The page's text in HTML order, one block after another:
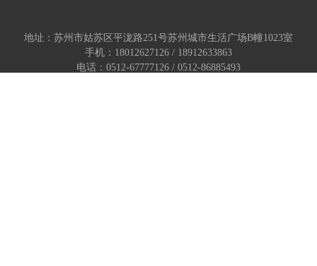
地址：苏州市姑苏区平泷路251号苏州城市生活广场B幢1023室
手机：18012627126 / 18912633863
电话：0512-67777126 / 0512-86885493